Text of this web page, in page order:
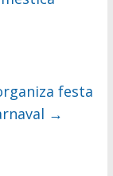
festa
→